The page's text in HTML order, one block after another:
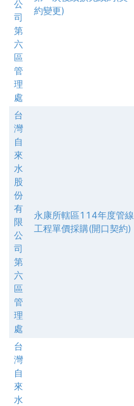
公
司
第
六
區
管
理
處
約變更)
台
灣
自
來
水
股
份
有
限
公
司
第
六
區
管
理
處
永康所轄區114年度管線
工程單價採購(開口契約)
台
灣
自
來
水